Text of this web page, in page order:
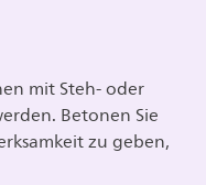
mit Steh- oder
Betonen Sie
zu geben,